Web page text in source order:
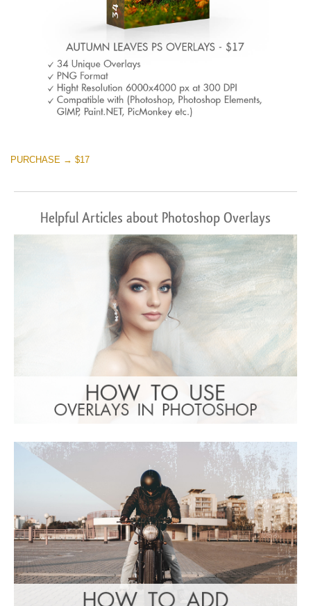
PURCHASE → $17
Helpful Articles about Photoshop Overlays